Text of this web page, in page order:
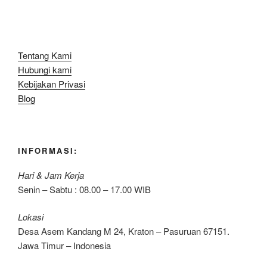
Tentang Kami
Hubungi kami
Kebijakan Privasi
Blog
INFORMASI:
Hari & Jam Kerja
Senin – Sabtu : 08.00 – 17.00 WIB
Lokasi
Desa Asem Kandang M 24, Kraton – Pasuruan 67151.
Jawa Timur – Indonesia